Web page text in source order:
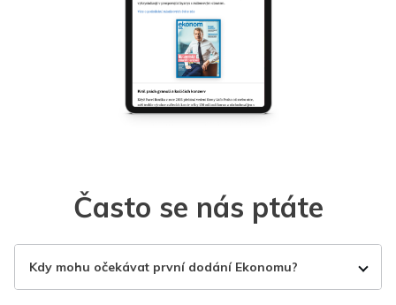
Často se nás ptáte
Kdy mohu očekávat první dodání Ekonomu?